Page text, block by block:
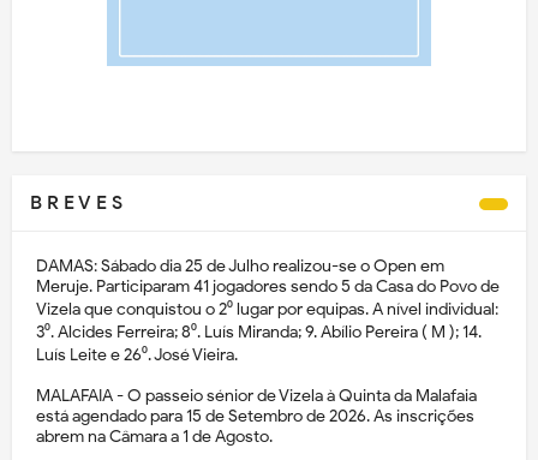
B R E V E S
DAMAS: Sábado dia 25 de Julho realizou-se o Open em
Meruje. Participaram 41 jogadores sendo 5 da Casa do Povo de
Vizela que conquistou o 2⁰ lugar por equipas. A nível individual:
3⁰. Alcides Ferreira; 8⁰. Luís Miranda; 9. Abílio Pereira ( M ); 14.
Luís Leite e 26⁰. José Vieira.
MALAFAIA - O passeio sénior de Vizela à Quinta da Malafaia
está agendado para 15 de Setembro de 2026. As inscrições
abrem na Câmara a 1 de Agosto.